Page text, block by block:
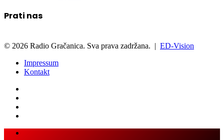
Prati nas
© 2026 Radio Gračanica. Sva prava zadržana. | ED-Vision
Impressum
Kontakt
Facebook
Twitter
LinkedIn
WhatsApp
Viber
Back
Close